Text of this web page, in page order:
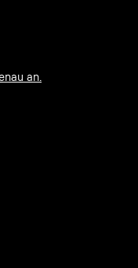
an.